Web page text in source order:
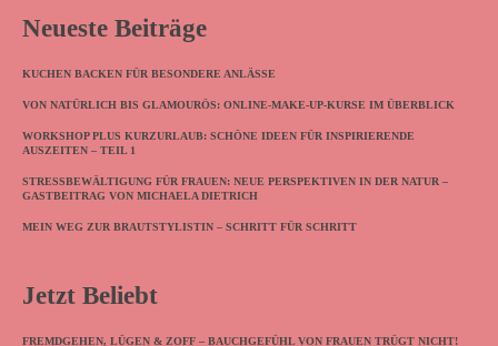
Neueste Beiträge
KUCHEN BACKEN FÜR BESONDERE ANLÄSSE
VON NATÜRLICH BIS GLAMOURÖS: ONLINE-MAKE-UP-KURSE IM ÜBERBLICK
WORKSHOP PLUS KURZURLAUB: SCHÖNE IDEEN FÜR INSPIRIERENDE
AUSZEITEN – TEIL 1
STRESSBEWÄLTIGUNG FÜR FRAUEN: NEUE PERSPEKTIVEN IN DER NATUR –
GASTBEITRAG VON MICHAELA DIETRICH
MEIN WEG ZUR BRAUTSTYLISTIN – SCHRITT FÜR SCHRITT
Jetzt Beliebt
FREMDGEHEN, LÜGEN & ZOFF – BAUCHGEFÜHL VON FRAUEN TRÜGT NICHT!